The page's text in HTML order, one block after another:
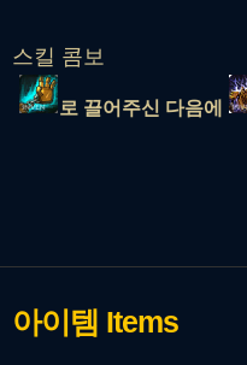
스킬 콤보
로 끌어주신 다음에
아이템 Items